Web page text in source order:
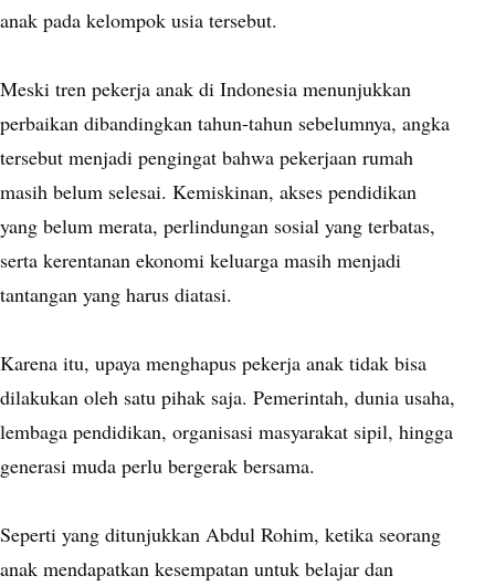
anak pada kelompok usia tersebut.
Meski tren pekerja anak di Indonesia menunjukkan
perbaikan dibandingkan tahun-tahun sebelumnya, angka
tersebut menjadi pengingat bahwa pekerjaan rumah
masih belum selesai. Kemiskinan, akses pendidikan
yang belum merata, perlindungan sosial yang terbatas,
serta kerentanan ekonomi keluarga masih menjadi
tantangan yang harus diatasi.
Karena itu, upaya menghapus pekerja anak tidak bisa
dilakukan oleh satu pihak saja. Pemerintah, dunia usaha,
lembaga pendidikan, organisasi masyarakat sipil, hingga
generasi muda perlu bergerak bersama.
Seperti yang ditunjukkan Abdul Rohim, ketika seorang
anak mendapatkan kesempatan untuk belajar dan